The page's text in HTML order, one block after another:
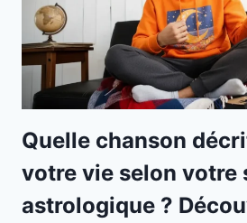
Quelle chanson
votre vie selon votre
astrologique ?